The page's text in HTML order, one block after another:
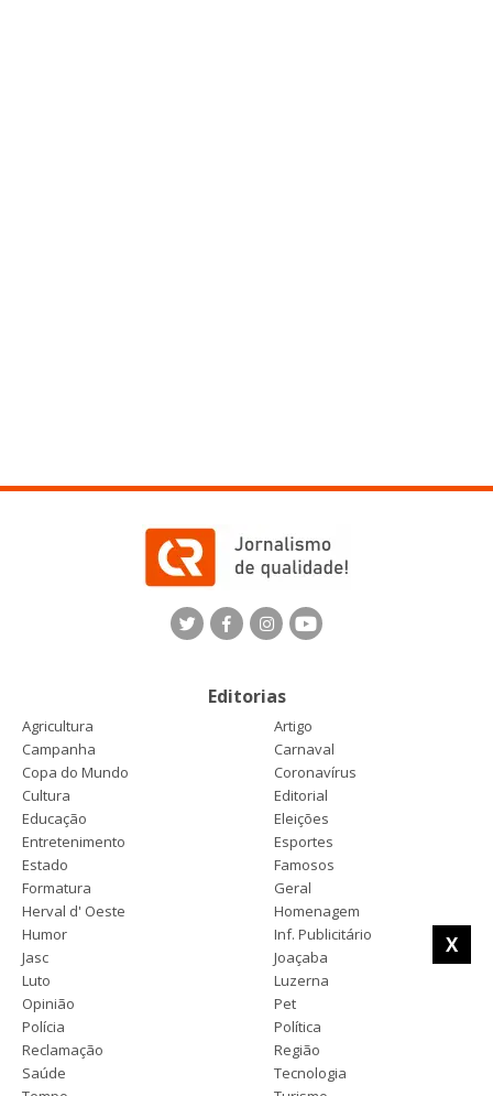
X
Editorias
Agricultura
Artigo
Campanha
Carnaval
Copa do Mundo
Coronavírus
Cultura
Editorial
Educação
Eleições
Entretenimento
Esportes
Estado
Famosos
Formatura
Geral
Herval d' Oeste
Homenagem
Humor
Inf. Publicitário
Jasc
Joaçaba
Luto
Luzerna
Opinião
Pet
Polícia
Política
Reclamação
Região
Saúde
Tecnologia